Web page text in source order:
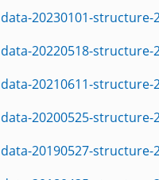
data-20230101-structure-
data-20220518-structure-
data-20210611-structure-
data-20200525-structure-
data-20190527-structure-